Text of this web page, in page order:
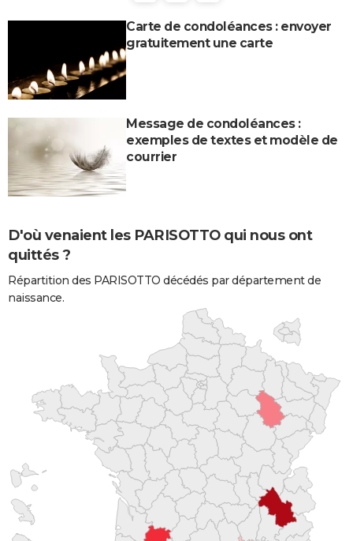
Carte de condoléances : envoyer
gratuitement une carte
Message de condoléances :
exemples de textes et modèle de
courrier
D'où venaient les PARISOTTO qui nous ont
quittés ?
Répartition des PARISOTTO décédés par département de
naissance.